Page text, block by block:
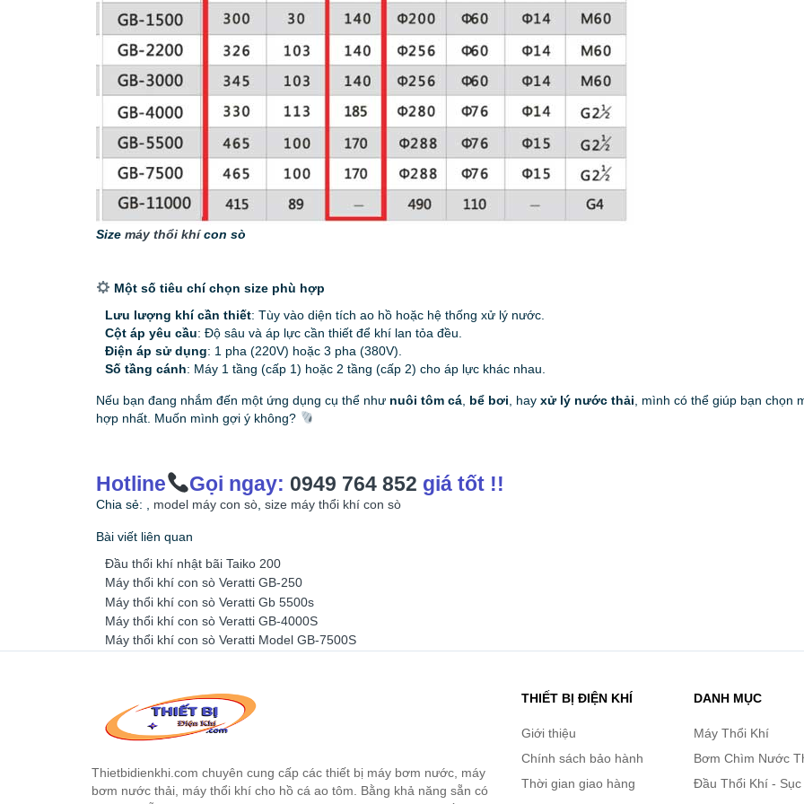
Size máy thổi khícon sò
Một số tiêu chí chọn size phù hợp
Lưu lượng khí cần thiết: Tùy vào diện tích ao hồ hoặc hệ thống xử lý nước.
Cột áp yêu cầu: Độ sâu và áp lực cần thiết để khí lan tỏa đều.
Điện áp sử dụng: 1 pha (220V) hoặc 3 pha (380V).
Số tầng cánh: Máy 1 tầng (cấp 1) hoặc 2 tầng (cấp 2) cho áp lực khác nhau.
Nếu bạn đang nhắm đến một ứng dụng cụ thể như nuôi tôm cá bể bơi , hay xử lý nước thải , mình có thể giúp bạn chọn
hợp nhất. Muốn mình gợi ý không?
Hotline Gọi ngay: 0949 764 852 giá tốt !!
Chia sẻ: model máy con sò size máy thổi khí con sò
Bài viết liên quan
Đầu thổi khí nhật bãi Taiko 200
Máy thổi khí con sò Veratti GB-250
Máy thổi khí con sò Veratti Gb 5500s
Máy thổi khí con sò Veratti GB-4000S
Máy thổi khí con sò Veratti Model GB-7500S
Thietbidienkhi.com chuyên cung cấp các thiết bị máy bơm nước, máy
bơm nước thải, máy thổi khí cho hồ cá ao tôm. Bằng khả năng sẵn có
THIẾT BỊ ĐIỆN KHÍ
Giới thiệu
Chính sách bảo hành
Thời gian giao hàng
DANH MỤC
Máy Thổi Khí
Bơm Chìm Nước
Đầu Thổi Khí - Sục